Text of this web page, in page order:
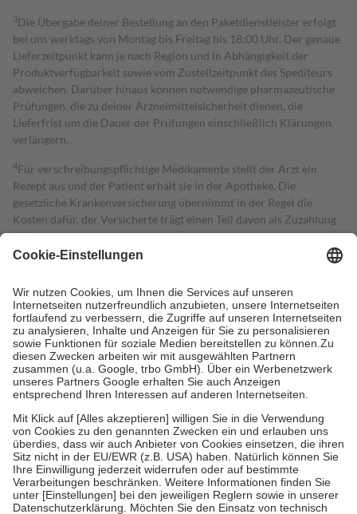
3Die Übergabe deiner Bestellung an den Paketdienstleister erfolgt
bei uns werktags von Montag bis Freitag bis 18:00 Uhr. Der genaue
Lieferzeitpunkt kann je nach Region und in Abhängigkeit der
Produktverfügbarkeit sowie vom Zustellzeitpunkt des Spediteurs
abweichen. Darüber hinaus können notwendige pharmazeutische
Prüfungen, die zu deiner Arzneimittelsicherheit dienen, die
Lieferfrist um die Dauer der Prüfungen einschließlich Klärungen
verlängern.
4Für verschreibungspflichtige Medikamente stellt der Arzt ein
Rezept aus und der Patient erhält sie in der Apotheke. Die
gesetzliche Krankenversicherung übernimmt in der Regel die
Kosten dafür, der Versicherte trägt einen Teil davon als Zuzahlung
mit.
Grundsätzlich leisten Mitglieder Zuzahlungen in Höhe von zehn
höchstens zehn Euro.
Es sind jedoch nie mehr als die tatsächlichen
Kosten der Leistung zu entrichten.
Diese Regeln gelten grundsätzlich auch für Online-Apotheken.
Bei Heilmitteln und häuslicher Krankenpflege beträgt die
Zuzahlung zehn Prozent der Kosten sowie zehn Euro je
Verordnung.
Um das Engagement der Versicherten für ihre eigene Gesundheit zu
stärken und die besondere Stellung der Familie zu unterstützen,
fallenkeine Zuzahlungenan bei:
• Kindern und Jugendlichen bis zum vollendeten 18. Lebensjahr
mit Ausnahme der Fahrkosten
• Untersuchungen zur Vorsorge und Früherkennung, die von der
GKV getragen werden
• empfohlenen Schutzimpfungen